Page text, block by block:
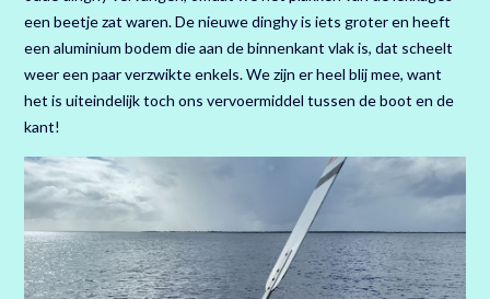
een beetje zat waren. De nieuwe dinghy is iets groter en heeft
een aluminium bodem die aan de binnenkant vlak is, dat scheelt
weer een paar verzwikte enkels. We zijn er heel blij mee, want
het is uiteindelijk toch ons vervoermiddel tussen de boot en de
kant!